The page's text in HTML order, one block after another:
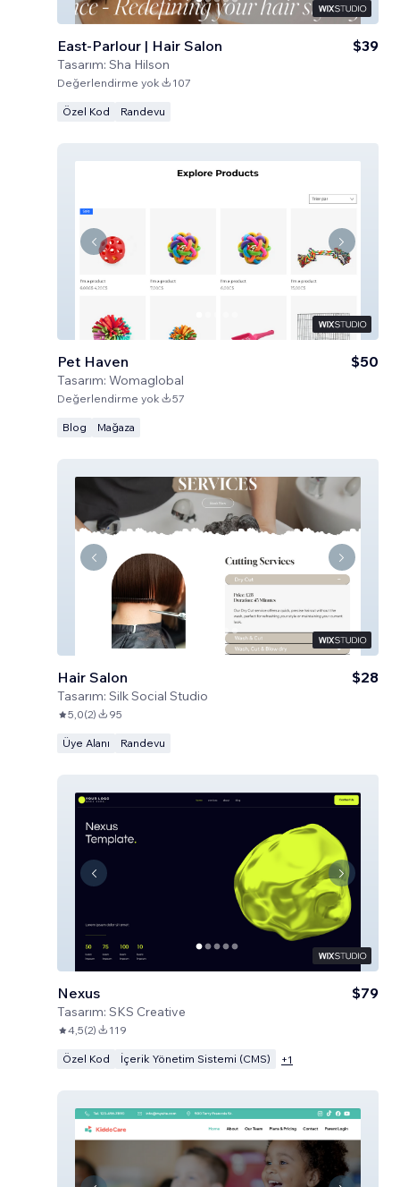
East-Parlour | Hair Salon
Tasarım: Sha Hilson
$39
Değerlendirme yok 107
Özel Kod Randevu
Pet Haven
Tasarım: Womaglobal
$50
Değerlendirme yok 57
Blog Mağaza
Hair Salon
Tasarım: Silk Social Studio
$28
5,0(2) 95
Üye Alanı Randevu
Nexus
Tasarım: SKS Creative
$79
4,5(2) 119
Özel Kod İçerik Yönetim Sistemi (CMS) +1